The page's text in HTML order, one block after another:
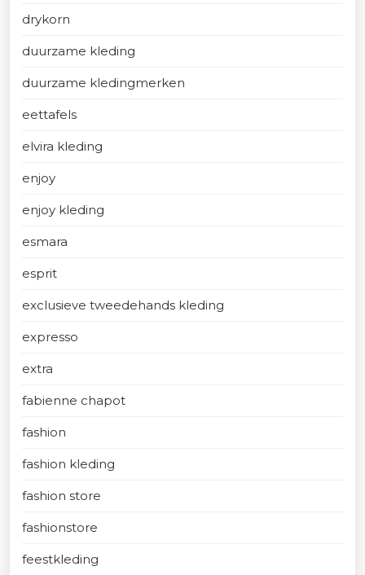
drykorn
duurzame kleding
duurzame kledingmerken
eettafels
elvira kleding
enjoy
enjoy kleding
esmara
esprit
exclusieve tweedehands kleding
expresso
extra
fabienne chapot
fashion
fashion kleding
fashion store
fashionstore
feestkleding